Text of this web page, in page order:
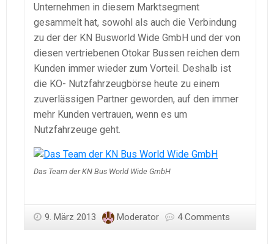
Unternehmen in diesem Marktsegment
gesammelt hat, sowohl als auch die Verbindung
zu der der KN Busworld Wide GmbH und der von
diesen vertriebenen Otokar Bussen reichen dem
Kunden immer wieder zum Vorteil. Deshalb ist
die KO- Nutzfahrzeugbörse heute zu einem
zuverlässigen Partner geworden, auf den immer
mehr Kunden vertrauen, wenn es um
Nutzfahrzeuge geht.
Das Team der KN Bus World Wide GmbH
9. März 2013 Moderator 4 Comments